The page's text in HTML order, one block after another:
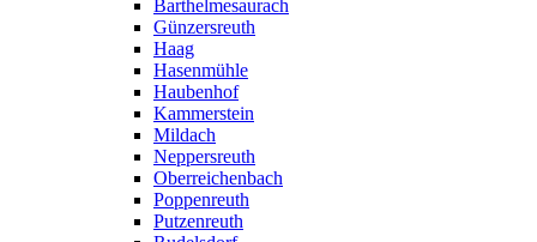
Barthelmesaurach
Günzersreuth
Haag
Hasenmühle
Haubenhof
Kammerstein
Mildach
Neppersreuth
Oberreichenbach
Poppenreuth
Putzenreuth